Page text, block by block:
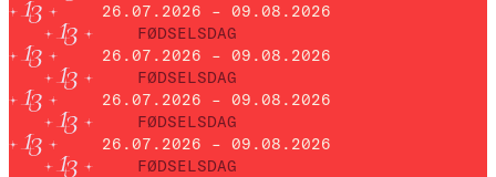
26.07.2026 – 09.08.2026
FØDSELSDAG
26.07.2026 – 09.08.2026
FØDSELSDAG
26.07.2026 – 09.08.2026
FØDSELSDAG
26.07.2026 – 09.08.2026
FØDSELSDAG